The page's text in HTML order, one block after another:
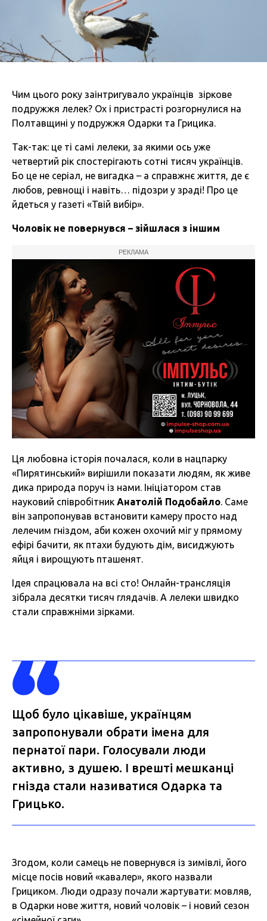
Чим цього року заінтригувало українців зіркове
подружжя лелек? Ох і пристрасті розгорнулися на
Полтавщині у подружжя Одарки та Грицика.
Так-так: це ті самі лелеки, за якими ось уже
четвертий рік спостерігають сотні тисяч українців.
Бо це не серіал, не вигадка – а справжнє життя, де є
любов, ревнощі і навіть… підозри у зраді! Про це
йдеться у газеті «Твій вибір».
Чоловік не повернувся – зійшлася з іншим
РЕКЛАМА
Ця любовна історія почалася, коли в нацпарку
«Пирятинський» вирішили показати людям, як живе
дика природа поруч із нами. Ініціатором став
науковий співробітник Анатолій Подобайло. Саме
він запропонував встановити камеру просто над
лелечим гніздом, аби кожен охочий міг у прямому
ефірі бачити, як птахи будують дім, висиджують
яйця і вирощують пташенят.
Ідея спрацювала на всі сто! Онлайн-трансляція
зібрала десятки тисяч глядачів. А лелеки швидко
стали справжніми зірками.
Щоб було цікавіше, українцям
запропонували обрати імена для
пернатої пари. Голосували люди
активно, з душею. І врешті мешканці
гнізда стали називатися Одарка та
Грицько.
Згодом, коли самець не повернувся із зимівлі, його
місце посів новий «кавалер», якого назвали
Грициком. Люди одразу почали жартувати: мовляв,
в Одарки нове життя, новий чоловік – і новий сезон